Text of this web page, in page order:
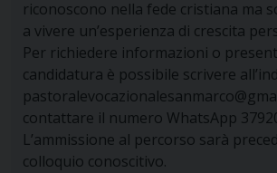
riconoscono nella fede cristiana ma
a vivere un’esperienza di crescita
Per richiedere informazioni o
candidatura è possibile scrivere
contattare il numero WhatsApp
L’ammissione al percorso sarà
colloquio conoscitivo.